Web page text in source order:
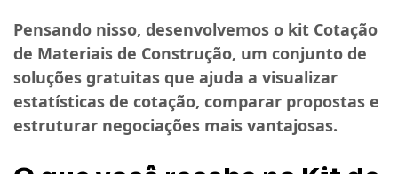
Pensando nisso, desenvolvemos o kit Cotação
de Materiais de Construção, um conjunto de
soluções gratuitas que ajuda a visualizar
estatísticas de cotação, comparar propostas e
estruturar negociações mais vantajosas.